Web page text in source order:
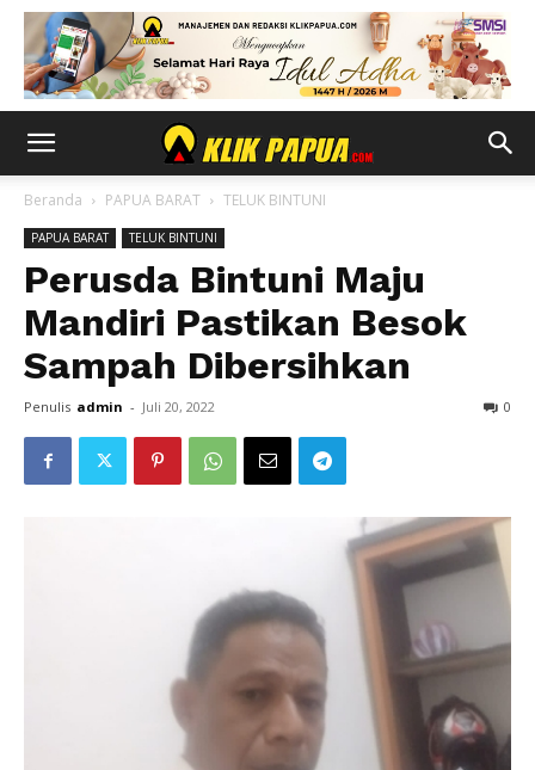
Beranda PAPUA BARAT TELUK BINTUNI
PAPUA BARAT TELUK BINTUNI
Perusda Bintuni Maju
Mandiri Pastikan Besok
Sampah Dibersihkan
Penulis admin - Juli 20, 2022 0